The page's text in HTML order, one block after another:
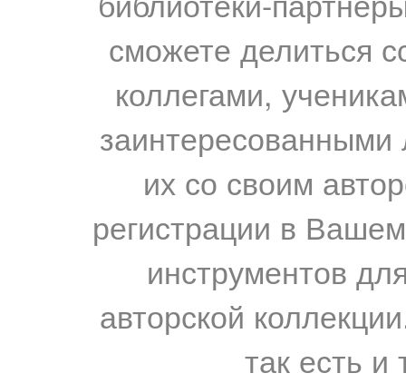
сможете делиться
коллегами,
их со своим
регистрации в
инструментов
авторской
так есть и